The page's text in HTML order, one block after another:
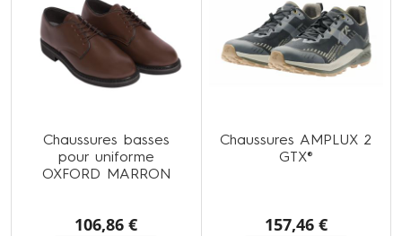
Chaussures basses
pour uniforme
OXFORD MARRON
106,86 €
Chaussures AMPLUX 2
GTX®
157,46 €